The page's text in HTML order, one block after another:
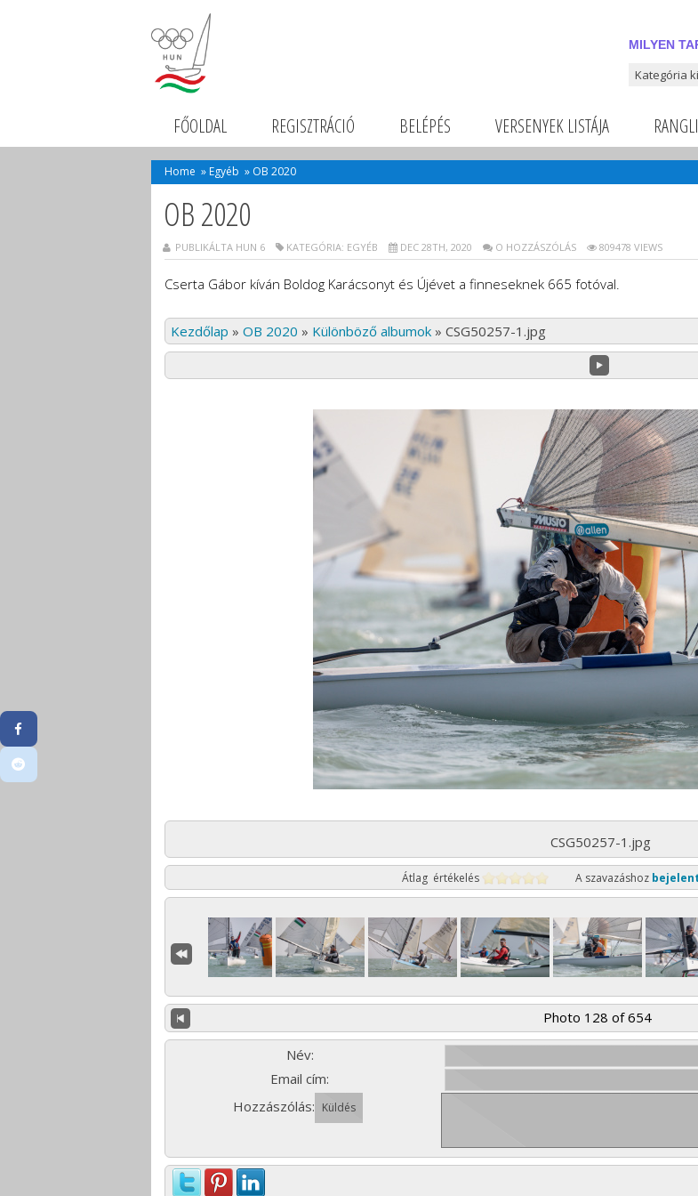
MILYEN
Milyen
FŐOLDAL REGISZTRÁCIÓ BELÉPÉS VERSENYEK LISTÁJA
Home » Egyéb » OB 2020
OB 2020
PUBLIKÁLTA HUN 6 KATEGÓRIA: EGYÉB DEC 28TH, 2020 O HOZZÁSZÓLÁS 809478 VIEWS
Cserta Gábor kíván Boldog Karácsonyt és Újévet a finneseknek 665 fotóval.
Kezdőlap » OB 2020 » Különböző albumok» CSG50257-1.jpg
CSG50257-1.jpg
Átlag értékelés A szavazáshoz
Photo 128 of 654
Név:
Email cím:
Hozzászólás: